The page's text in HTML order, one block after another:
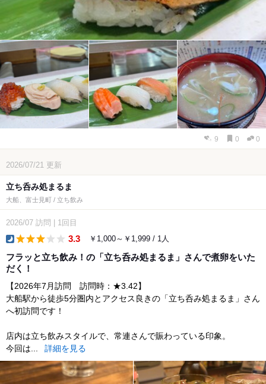
9 0 0
2026/07/21 更新
立ち呑み処まるま
大船、富士見町 / 立ち飲み
2026/07 訪問 1回目
3.3 ￥1,000～￥1,999 / 1人
フラッと立ち飲み！の「立ち呑み処まるま」さんで煮卵をいた
だく！
【2026年7月訪問 訪問時：★3.42】
大船駅から徒歩5分圏内とアクセス良きの「立ち呑み処まるま」さん
へ初訪問です！
店内は立ち飲みスタイルで、常連さんで賑わっている印象。
今回は...
詳細を見る